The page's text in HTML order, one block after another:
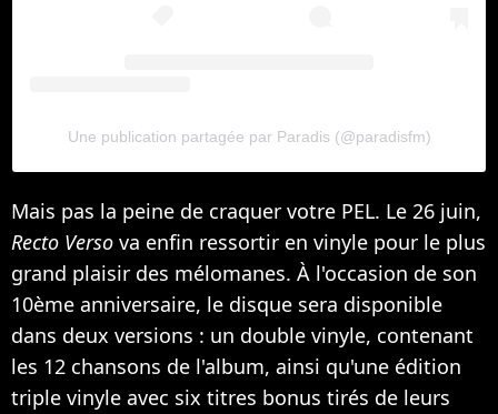
Une publication partagée par Paradis (@paradisfm)
Mais pas la peine de craquer votre PEL. Le 26 juin,
Recto Verso va enfin ressortir en vinyle pour le plus
grand plaisir des mélomanes. À l'occasion de son
10ème anniversaire, le disque sera disponible
dans deux versions : un double vinyle, contenant
les 12 chansons de l'album, ainsi qu'une édition
triple vinyle avec six titres bonus tirés de leurs